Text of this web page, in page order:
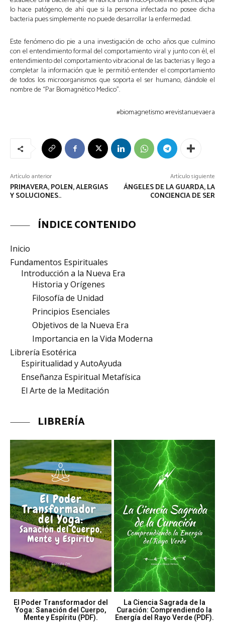
lo hace patógeno, de ahí que si la persona infectada no posee dicha
bacteria pues simplemente no puede desarrollar la enfermedad.
Este fenómeno dio pie a una investigación de ocho años que culmino
con el entendimiento formal del comportamiento viral y junto con él, el
entendimiento del comportamiento vibracional de las bacterias y llego a
completar la información que le permitió entender el comportamiento
de todos los microorganismos que soporta el ser humano, dándole el
nombre de “Par Biomagnético Medico”.
#biomagnetismo #revistanuevaera
Artículo anterior
PRIMAVERA, POLEN, ALERGIAS
Y SOLUCIONES..
Artículo siguiente
ÁNGELES DE LA GUARDA, LA
CONCIENCIA DE SER
ÍNDICE CONTENIDO
Inicio
Fundamentos Espirituales
Introducción a la Nueva Era
Historia y Orígenes
Filosofía de Unidad
Principios Esenciales
Objetivos de la Nueva Era
Importancia en la Vida Moderna
Librería Esotérica
Espiritualidad y AutoAyuda
Enseñanza Espiritual Metafísica
El Arte de la Meditación
LIBRERÍA
El Poder Transformador del
Yoga: Sanación del Cuerpo,
Mente y Espíritu (PDF).
La Ciencia Sagrada de la
Curación: Comprendiendo la
Energía del Rayo Verde (PDF).